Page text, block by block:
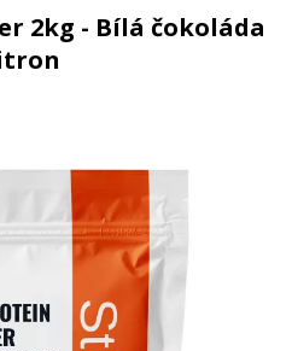
2kg - Bílá čokoláda